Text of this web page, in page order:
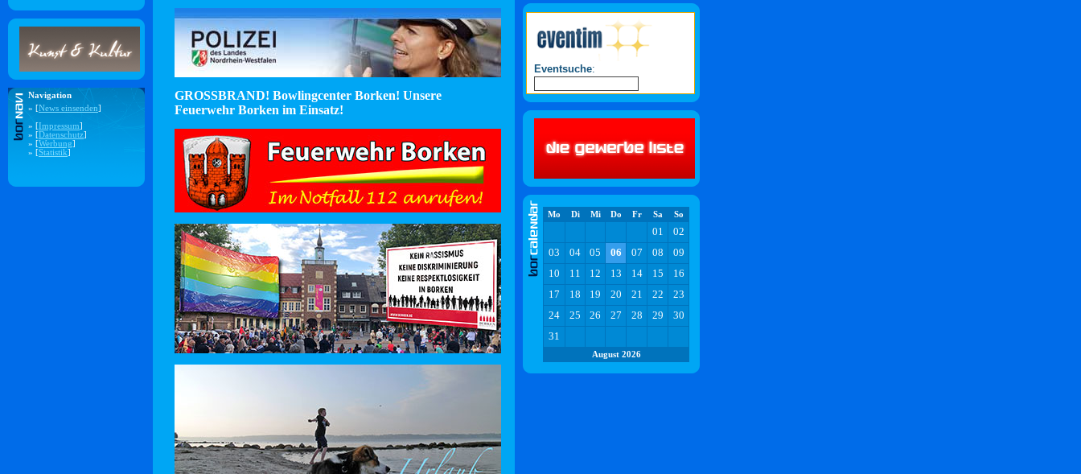
Navigation
» [News einsenden]
» [Impressum]
» [Datenschutz]
» [Werbung]
» [Statistik]
GROSSBRAND! Bowlingcenter Borken! Unsere
Feuerwehr Borken im Einsatz!
Eventsuche:
Mo Di Mi Do Fr Sa So
01
02
03
04 05 06 07 08
09
10
11 12 13 14 15
16
17
18 19 20 21 22
23
24
25 26 27 28 29
30
31
August 2026